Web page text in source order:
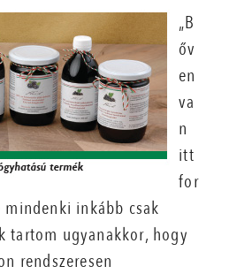
„B
őv
en
va
n
itt
for
inkább csak
tartom ugyanakkor, hogy
rendszeresen